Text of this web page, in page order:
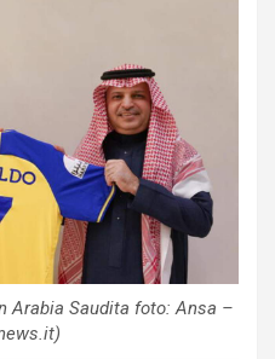
Arabia Saudita foto: Ansa –